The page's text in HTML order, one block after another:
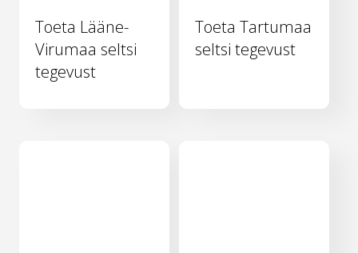
Toeta Lääne-
Virumaa seltsi
tegevust
Toeta Tartumaa
seltsi tegevust